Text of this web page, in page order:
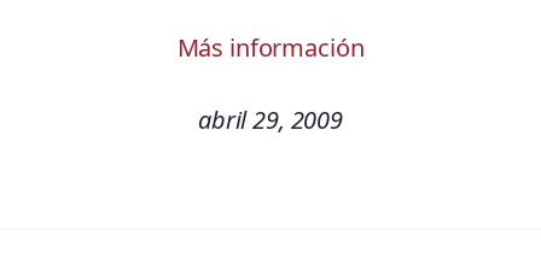
Más información
abril 29, 2009